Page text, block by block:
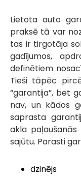
Lietota auto
praksē tā var
tas ir tirgotāja
gadījumos,
definētiem
Tieši tāpēc
“garantija”, bet
nav, un kādos
saprasta
akla
sajūtu. Parasti
dzinējs